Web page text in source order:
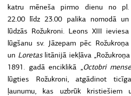
katru mēneša pirmo dienu no pl.
22.00 līdz 23.00 palika nomodā un
lūdzās Rožukroni. Leons XIII ieviesa
lūgšanu sv. Jāzepam pēc Rožukroņa
un Loretaslitānijā iekļāva
1891. gadā enciklikā „Octobri
lūgties Rožukroni, atgādinot
ļaunumu, kas uzbrūk